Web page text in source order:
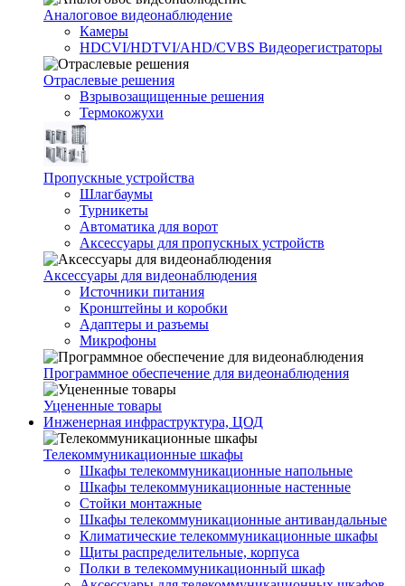
Аналоговое видеонаблюдение
Камеры
HDCVI/HDTVI/AHD/CVBS Видеорегистраторы
Отраслевые решения
Взрывозащищенные решения
Термокожухи
Пропускные устройства
Шлагбаумы
Турникеты
Автоматика для ворот
Аксессуары для пропускных устройств
Аксессуары для видеонаблюдения
Источники питания
Кронштейны и коробки
Адаптеры и разъемы
Микрофоны
Программное обеспечение для видеонаблюдения
Уцененные товары
Инженерная инфраструктура, ЦОД
Телекоммуникационные шкафы
Шкафы телекоммуникационные напольные
Шкафы телекоммуникационные настенные
Стойки монтажные
Шкафы телекоммуникационные антивандальные
Климатические телекоммуникационные шкафы
Щиты распределительные, корпуса
Полки в телекоммуникационный шкаф